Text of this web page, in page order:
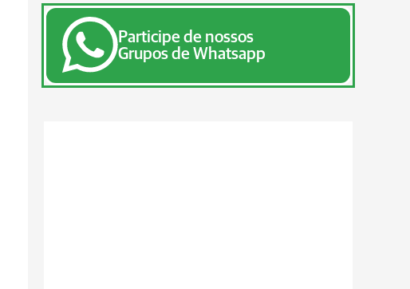
Participe de nossos
Grupos de Whatsapp